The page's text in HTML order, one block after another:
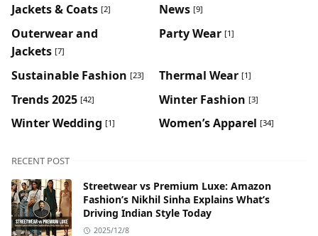
Jackets & Coats [2] News [9]
Outerwear and
Jackets [7]
Party Wear [1]
Sustainable Fashion [23] Thermal Wear [1]
Trends 2025 [42] Winter Fashion [3]
Winter Wedding [1] Women’s Apparel [34]
RECENT POST
Streetwear vs Premium Luxe: Amazon
Fashion’s Nikhil Sinha Explains What’s
Driving Indian Style Today
2025/12/8